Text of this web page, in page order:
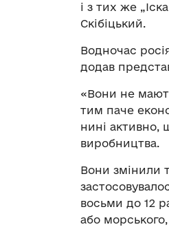
і з тих же
Скібіцький.
Водночас
додав
«Вони не
тим паче
нині активно,
виробництва.
Вони змінили
восьми до 12
або